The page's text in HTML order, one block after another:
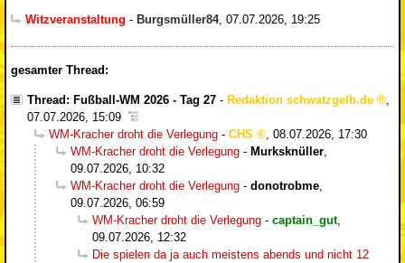
Witzveranstaltung - Burgsmüller84, 07.07.2026, 19:25
gesamter Thread:
Thread: Fußball-WM 2026 - Tag 27 - Redaktion schwatzgelb.de
07.07.2026, 15:09
WM-Kracher droht die Verlegung - CHS
08.07.2026, 17:30
WM-Kracher droht die Verlegung - Murksknüller
09.07.2026, 10:32
WM-Kracher droht die Verlegung - donotrobme
09.07.2026, 06:59
WM-Kracher droht die Verlegung - captain_gut,
09.07.2026, 12:32
Die spielen da ja auch meistens abends und nicht 12